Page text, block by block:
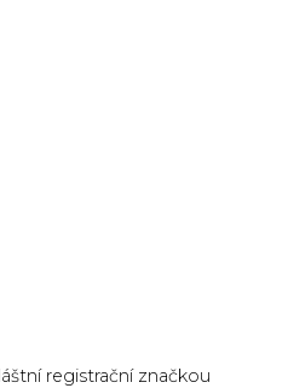
registrační značkou